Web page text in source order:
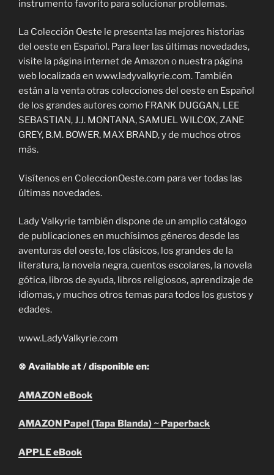
instrumento favorito para solucionar problemas.
La Colección Oeste le presenta las mejores historias
del oeste en Español. Para leer las últimas novedades,
visite la página internet de Amazon o nuestra página
web localizada en www.ladyvalkyrie.com. También
están a la venta otras colecciones del oeste en Español
de los grandes autores como FRANK DUGGAN, LEE
SEBASTIAN, J.J. MONTANA, SAMUEL WILCOX, ZANE
GREY, B.M. BOWER, MAX BRAND, y de muchos otros
más.
Visítenos en ColeccionOeste.com para ver todas las
últimas novedades.
Lady Valkyrie también dispone de un amplio catálogo
de publicaciones en muchísimos géneros desde las
aventuras del oeste, los clásicos, los grandes de la
literatura, la novela negra, cuentos escolares, la novela
gótica, libros de ayuda, libros religiosos, aprendizaje de
idiomas, y muchos otros temas para todos los gustos y
edades.
www.LadyValkyrie.com
⊗ Available at / disponible en:
AMAZON eBook
AMAZON Papel (Tapa Blanda) ~ Paperback
APPLE eBook